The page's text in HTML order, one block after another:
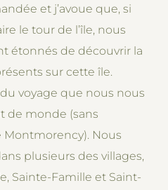
et j’avoue que, si
le tour de l’île, nous
étonnés de découvrir la
sur cette île.
voyage que nous nous
de monde (sans
Nous
plusieurs des villages,
Sainte-Famille et Saint-